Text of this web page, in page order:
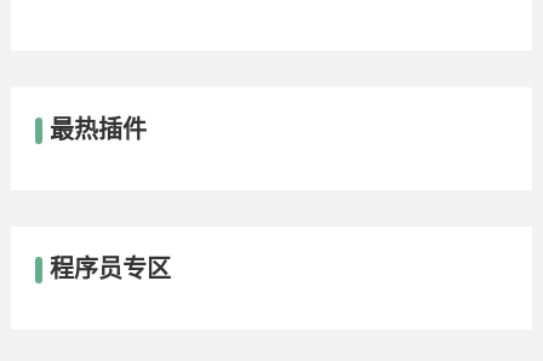
最热插件
程序员专区